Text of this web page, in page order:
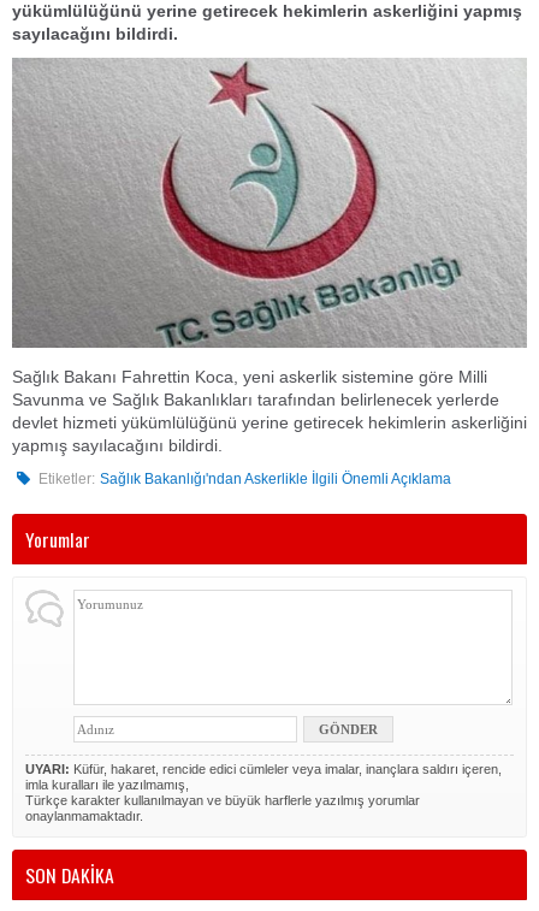
yükümlülüğünü yerine getirecek hekimlerin askerliğini yapmış
sayılacağını bildirdi.
Sağlık Bakanı Fahrettin Koca, yeni askerlik sistemine göre Milli
Savunma ve Sağlık Bakanlıkları tarafından belirlenecek yerlerde
devlet hizmeti yükümlülüğünü yerine getirecek hekimlerin askerliğini
yapmış sayılacağını bildirdi.
Etiketler: Sağlık Bakanlığı'ndan Askerlikle İlgili Önemli Açıklama
Yorumlar
UYARI: Küfür, hakaret, rencide edici cümleler veya imalar, inançlara saldırı içeren,
imla kuralları ile yazılmamış,
Türkçe karakter kullanılmayan ve büyük harflerle yazılmış yorumlar
onaylanmamaktadır.
SON DAKİKA